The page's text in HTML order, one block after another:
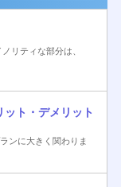
リティな部分は、
ト・デメリット
ンに大きく関わりま